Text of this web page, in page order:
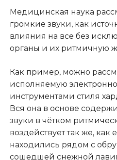
Медицинская наука
громкие звуки, как
влияния на все без
органы и их ритмичную
Как пример, можно
исполняемую
инструментами стиля
Вся она в основе
звуки в чётком
воздействует так же, как
находились рядом с
сошедшей снежной